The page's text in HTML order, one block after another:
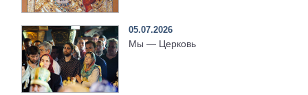
05.07.2026
Мы — Церковь